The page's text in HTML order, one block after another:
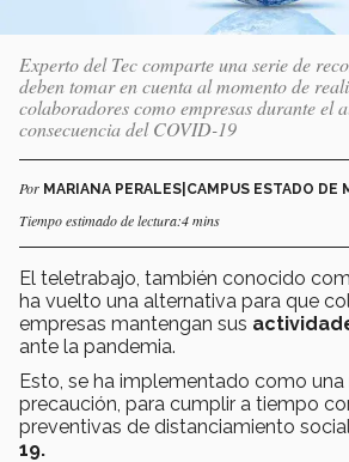
Experto del Tec comparte una serie de
deben tomar en cuenta al momento de
colaboradores como empresas durante el
consecuencia del COVID-19
Por MARIANA PERALES|CAMPUS ESTADO DE
Tiempo estimado de lectura:4 mins
El teletrabajo, también conocido
ha vuelto una alternativa para que
empresas mantengan sus
ante la pandemia.
Esto, se ha implementado como
precaución, para cumplir a tiempo
preventivas de distanciamiento
19.